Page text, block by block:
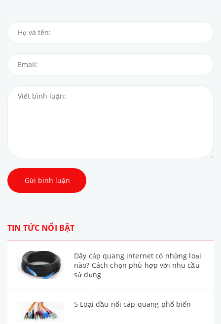
Gửi bình luận
TIN TỨC NỔI BẬT
Dây cáp quang internet có những loại
nào? Cách chọn phù hợp với nhu cầu
sử dụng
5 Loại đầu nối cáp quang phổ biến